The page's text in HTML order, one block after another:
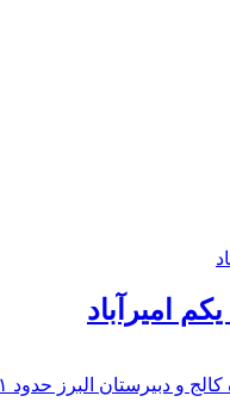
امیرآباد